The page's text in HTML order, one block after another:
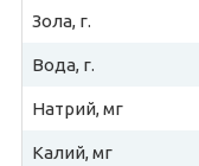
Зола, г.
Вода, г.
Натрий, мг
Калий, мг